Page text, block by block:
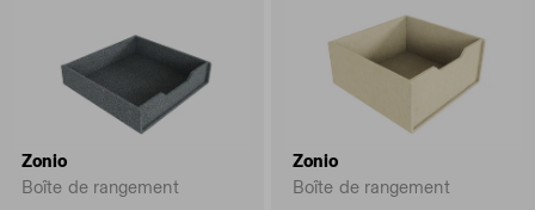
Zonio
Boîte de rangement
Zonio
Boîte de rangement